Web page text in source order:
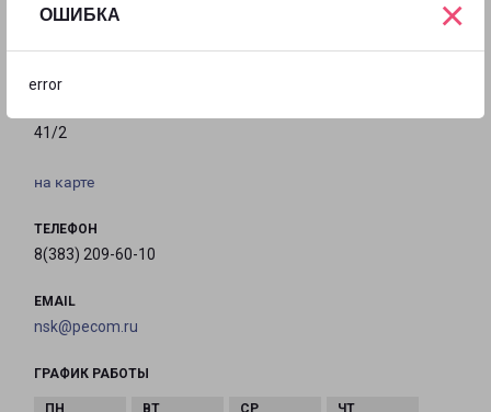
ОШИБКА
error
×
НОВОСИБИРСК КИРОВСКИЙ
41/2
на карте
ТЕЛЕФОН
8(383) 209-60-10
EMAIL
nsk@pecom.ru
ГРАФИК РАБОТЫ